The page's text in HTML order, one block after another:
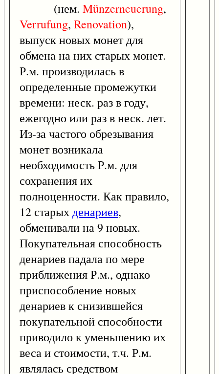
(нем. Münzerneuerung,
Verrufung, Renovation),
выпуск новых монет для
обмена на них старых монет.
Р.м. производилась в
определенные промежутки
времени: неск. раз в году,
ежегодно или раз в неск. лет.
Из-за частого обрезывания
монет возникала
необходимость Р.м. для
сохранения их
полноценности. Как правило,
12 старыхденариев,
обменивали на 9 новых.
Покупательная способность
денариев падала по мере
приближения Р.м., однако
приспособление новых
денариев к снизившейся
покупательной способности
приводило к уменьшению их
веса и стоимости, т.ч. Р.м.
являлась средством